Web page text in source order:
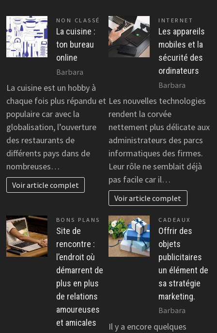
NON CLASSÉ
La cuisine :
ton bureau
online
Barbara
La cuisine est un hobby à
chaque fois plus répandu et
populaire car avec la
globalisation, l’ouverture
des restaurants de
différents pays dans de
nombreuses…
Voir article complet
INTERNET
Les appareils
mobiles et la
sécurité des
ordinateurs
Barbara
Les nouvelles technologies
rendent la corvée
nettement plus délicate aux
administrateurs des parcs
informatiques des firmes.
Leur rôle ne semblait déjà
pas facile car il…
Voir article complet
BONS PLANS
Site de
rencontre :
l’endroit où
démarrent de
plus en plus
de relations
amoureuses
et amicales
CADEAUX
Offrir des
objets
publicitaires
un élément de
sa stratégie
marketing.
Barbara
Il y a encore quelques